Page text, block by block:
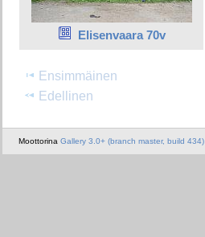
Elisenvaara 70v
Ensimmäinen
Edellinen
Moottorina Gallery 3.0+ (branch master, build 434)